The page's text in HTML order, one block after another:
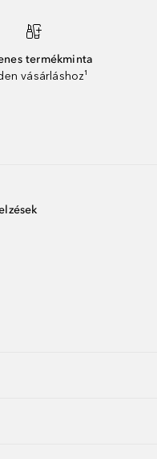
termékminta
vásárláshoz¹